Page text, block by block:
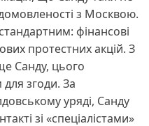
з Москвою.
фінансові
протестних акцій. З
Санду, цього
згоди. За
уряді, Санду
зі «спеціалістами»